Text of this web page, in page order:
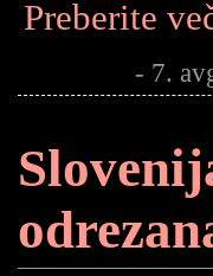
Preberite
- 7.